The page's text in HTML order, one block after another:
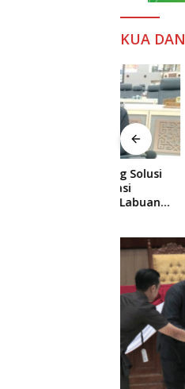
KUA
DPRD
Truk
Nasional,